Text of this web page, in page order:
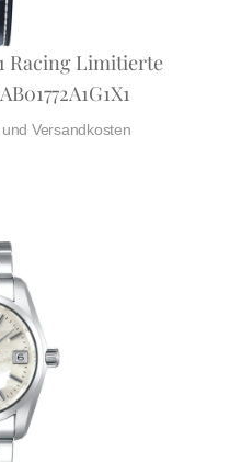
Racing Limitierte
Versandkosten